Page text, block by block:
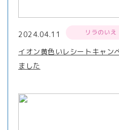
2024.04.11 リラのいえ
イオン黄色いレシートキャン
ました